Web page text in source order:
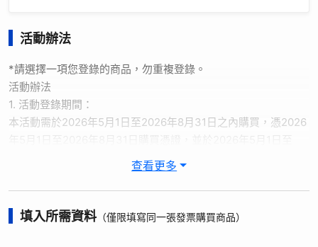
活動辦法
*請選擇一項您登錄的商品，勿重複登錄。
活動辦法
1. 活動登錄期間：
本活動需於2026年5月1日至2026年8月31日之內購買，憑2026
2026年9月14日前登錄完成，才符合活動資格，若逾期主辦單位
2. 極致好禮5選1登錄送，每組保證書號碼僅可選擇1項贈品登
錄，且登錄後無法變更，如有重複登錄的情形，將以第一次登錄
為主。
查看更多
填入所需資料（僅限填寫同一張發票購買商品）